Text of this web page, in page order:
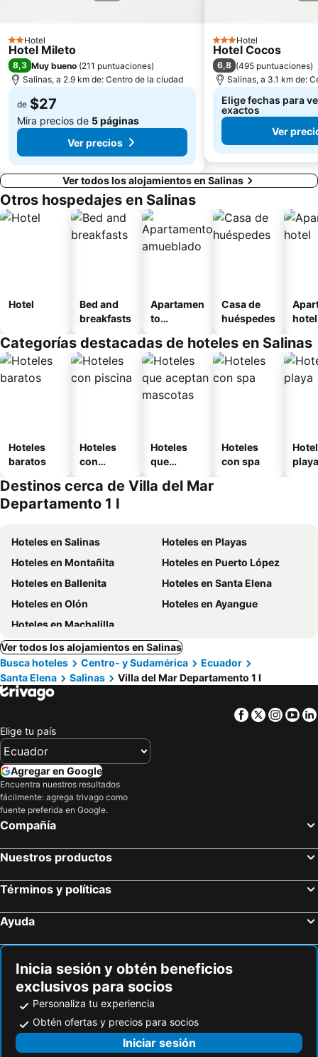
2 Estrellas
Hotel
Hotel Mileto
8,3 Muy bueno (211 puntuaciones)
Salinas, a 2.9 km de: Centro de la ciudad
de $27
Mira precios de 5 páginas
Ver precios
3 Estrellas
Hotel
Hotel Cocos
6,8 (495 puntuaciones)
Salinas, a 3.1 km de:
Elige fechas para
exactos
Ver
Ver todos los alojamientos en Salinas
Otros hospedajes en Salinas
Hotel
Bed and
breakfasts
Apartamen
to
o
Casa de
huéspedes
hotel
Categorías destacadas de hoteles en Salinas
Hoteles
baratos
Hoteles
con
Hoteles
que
mascotas
Hoteles
con spa
playa
Destinos cerca de Villa del Mar
Departamento 1 I
Hoteles en Salinas
Hoteles en Playas
Hoteles en Montañita
Hoteles en Puerto López
Hoteles en Ballenita
Hoteles en Santa Elena
Hoteles en Olón
Hoteles en Ayangue
Hoteles en Machalilla
Ver todos los alojamientos en Salinas
Busca hoteles
Centro- y Sudamérica
Ecuador
Santa Elena
Salinas Villa del Mar Departamento 1 I
Facebook
Twitter
Elige tu país
Agregar en Google
Encuentra nuestros resultados
fácilmente: agrega trivago como
fuente preferida en Google.
Compañía
Nuestros productos
Términos y políticas
Ayuda
Inicia sesión y obtén beneficios
exclusivos para socios
Personaliza tu experiencia
Obtén ofertas y precios para socios
Iniciar sesión